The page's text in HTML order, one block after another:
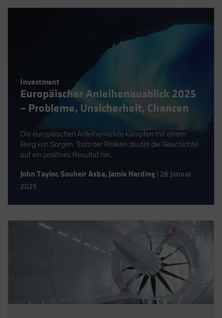
Investment
Europäischer Anleihenausblick 2025
– Probleme, Unsicherheit, Chancen
Die europäischen Anleihemärkte kämpfen mit einem
Berg von Sorgen. Trotz der Risiken deutet die Geschichte
auf ein positives Resultat hin.
John Taylor, Souheir Asba, Jamie Harding 28 Januar
2025